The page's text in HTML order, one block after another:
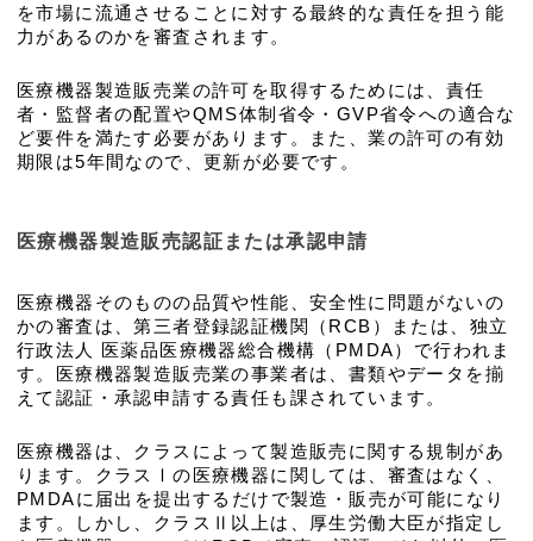
を市場に流通させることに対する最終的な責任を担う能
力があるのかを審査されます。
医療機器製造販売業の許可を取得するためには、責任
者・監督者の配置やQMS体制省令・GVP省令への適合な
ど要件を満たす必要があります。また、業の許可の有効
期限は5年間なので、更新が必要です。
医療機器製造販売認証または承認申請
医療機器そのものの品質や性能、安全性に問題がないの
かの審査は、第三者登録認証機関（RCB）または、独立
行政法人 医薬品医療機器総合機構（PMDA）で行われま
す。医療機器製造販売業の事業者は、書類やデータを揃
えて認証・承認申請する責任も課されています。
医療機器は、クラスによって製造販売に関する規制があ
ります。クラスⅠの医療機器に関しては、審査はなく、
PMDAに届出を提出するだけで製造・販売が可能になり
ます。しかし、クラスⅡ以上は、厚生労働大臣が指定し